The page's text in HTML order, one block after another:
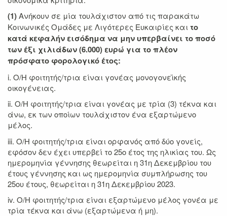
(1)Ανήκουν σε μία τουλάχιστον από τις παρακάτω
Κοινωνικές Ομάδες με Λιγότερες Ευκαιρίες και το
κατά κεφαλήν εισόδημα να μην υπερβαίνει το ποσό
των έξι χιλιάδων (6.000) ευρώ για το πλέον
πρόσφατο φορολογικό έτος:
i. Ο/Η φοιτητής/τρια είναι γονέας μονογονεϊκής
οικογένειας.
ii. Ο/Η φοιτητής/τρια είναι γονέας με τρία (3) τέκνα και
άνω, εκ των οποίων τουλάχιστον ένα εξαρτώμενο
μέλος.
iii. Ο/Η φοιτητής/τρια είναι ορφανός από δύο γονείς,
εφόσον δεν έχει υπερβεί το 25ο έτος της ηλικίας του. Ως
ημερομηνία γέννησης θεωρείται η 31η Δεκεμβρίου του
έτους γέννησης και ως ημερομηνία συμπλήρωσης του
25ου έτους, θεωρείται η 31η Δεκεμβρίου 2023.
iv. Ο/Η φοιτητής/τρια είναι εξαρτώμενο μέλος γονέα με
τρία τέκνα και άνω (εξαρτώμενα ή μη).